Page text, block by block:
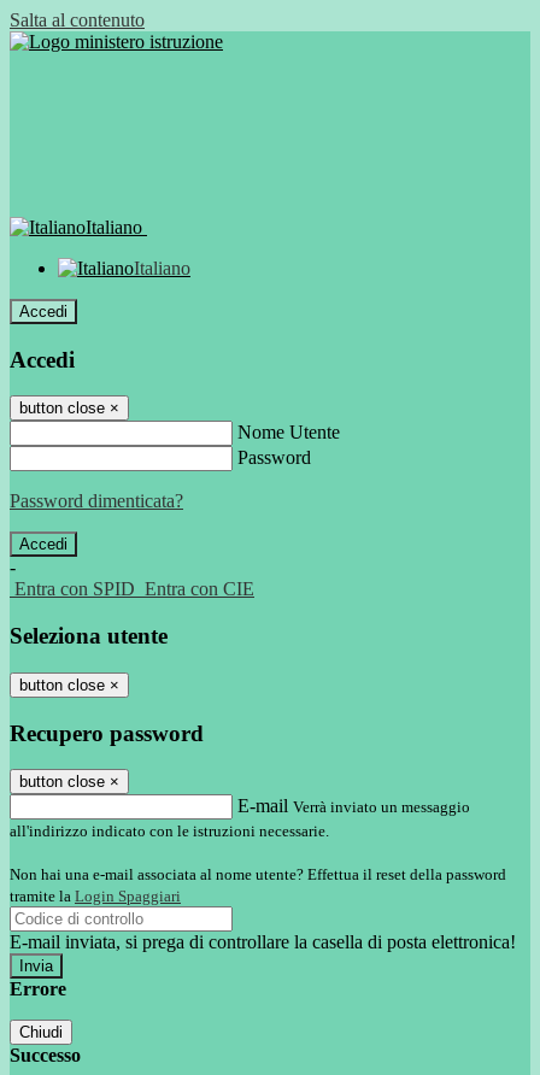
Salta al contenuto
Italiano
Italiano
Accedi
Accedi
button close ×
Nome Utente
Password
Password dimenticata?
-
Entra con SPID Entra con CIE
Seleziona utente
button close ×
Recupero password
button close ×
E-mail Verrà inviato un messaggio
all'indirizzo indicato con le istruzioni necessarie.
Non hai una e-mail associata al nome utente? Effettua il reset della password
tramite la Login Spaggiari
E-mail inviata, si prega di controllare la casella di posta elettronica!
Errore
Chiudi
Successo